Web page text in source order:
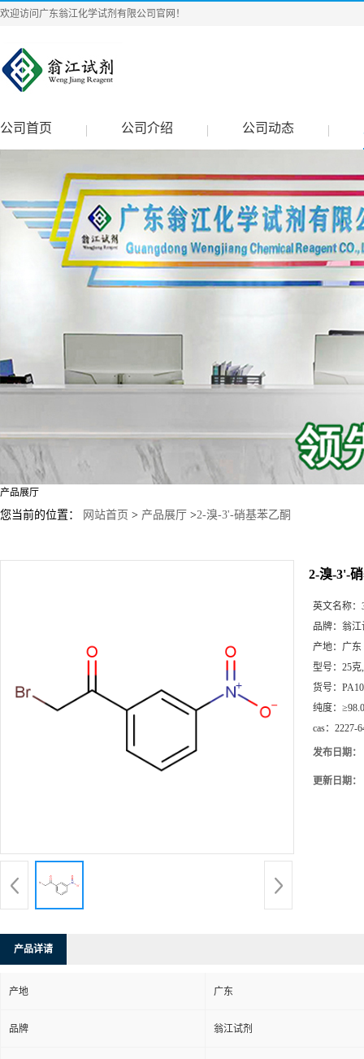
欢迎访问广东翁江化学试剂有限公司官网！
公司首页 公司介绍 公司动态
产品展厅
您当前的位置： 网站首页 > 产品展厅 >2-溴-3'-硝基苯乙酮
2-溴-3'-
英文名称：
品牌： 翁江
产地： 广东
型号： 25克
货号：
纯度：
cas： 2227-
发布日期：
更新日期：
产品详请
产地 广东
品牌 翁江试剂